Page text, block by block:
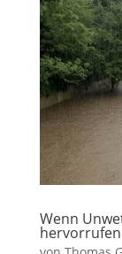
Wenn